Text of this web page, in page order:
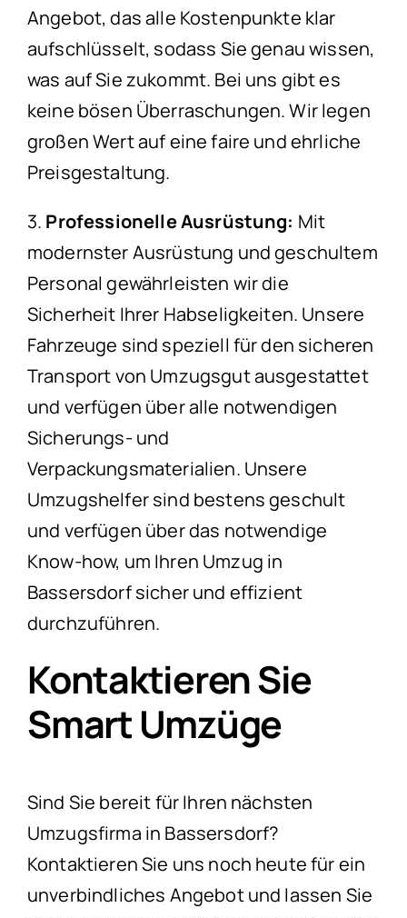
Angebot, das alle Kostenpunkte klar
aufschlüsselt, sodass Sie genau wissen,
was auf Sie zukommt. Bei uns gibt es
keine bösen Überraschungen. Wir legen
großen Wert auf eine faire und ehrliche
Preisgestaltung.
3. Professionelle Ausrüstung: Mit
modernster Ausrüstung und geschultem
Personal gewährleisten wir die
Sicherheit Ihrer Habseligkeiten. Unsere
Fahrzeuge sind speziell für den sicheren
Transport von Umzugsgut ausgestattet
und verfügen über alle notwendigen
Sicherungs- und
Verpackungsmaterialien. Unsere
Umzugshelfer sind bestens geschult
und verfügen über das notwendige
Know-how, um Ihren Umzug in
Bassersdorf sicher und effizient
durchzuführen.
Kontaktieren Sie
Smart Umzüge
Sind Sie bereit für Ihren nächsten
Umzugsfirma in Bassersdorf?
Kontaktieren Sie uns noch heute für ein
unverbindliches Angebot und lassen Sie